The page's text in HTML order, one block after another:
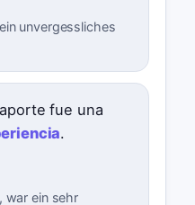
unvergessliches
fue una
.
war ein sehr